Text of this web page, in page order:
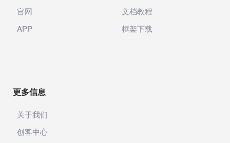
官网
APP
文档教程
框架下载
更多信息
关于我们
创客中心